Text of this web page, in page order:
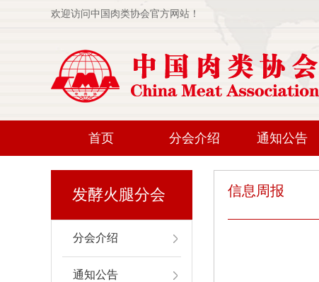
欢迎访问中国肉类协会官方网站！
首页 分会介绍 通知公告
发酵火腿分会
分会介绍
通知公告
信息周报